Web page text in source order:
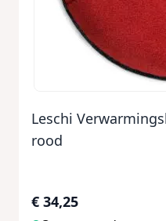
Leschi
rood
€ 34,25